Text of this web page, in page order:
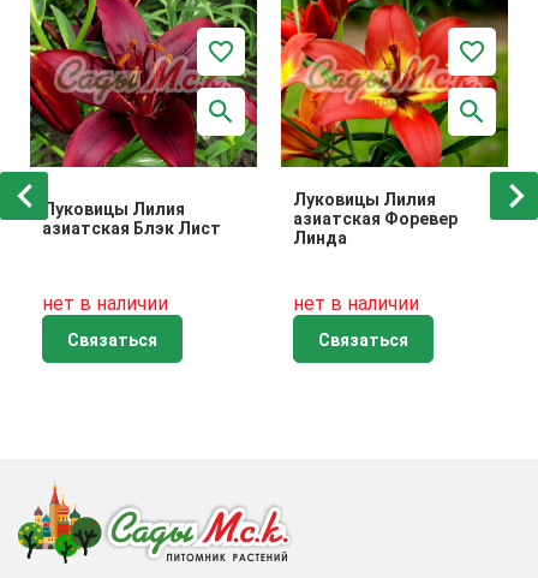
Луковицы Лилия
азиатская Блэк Лист
нет в наличии
Связаться
Луковицы Лилия
азиатская Форевер
Линда
нет в наличии
Связаться